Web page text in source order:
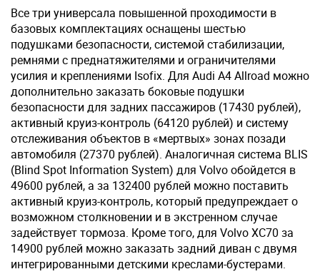
Все три универсала повышенной проходимости в
базовых комплектациях оснащены шестью
подушками безопасности, системой стабилизации,
ремнями с преднатяжителями и ограничителями
усилия и креплениями Isofix. Для Audi A4 Allroad можно
дополнительно заказать боковые подушки
безопасности для задних пассажиров (17430 рублей),
активный круиз-контроль (64120 рублей) и систему
отслеживания объектов в «мертвых» зонах позади
автомобиля (27370 рублей). Аналогичная система BLIS
(Blind Spot Information System) для Volvo обойдется в
49600 рублей, а за 132400 рублей можно поставить
активный круиз-контроль, который предупреждает о
возможном столкновении и в экстренном случае
задействует тормоза. Кроме того, для Volvo XC70 за
14900 рублей можно заказать задний диван с двумя
интегрированными детскими креслами-бустерами.